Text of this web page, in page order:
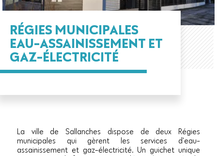
RÉGIES MUNICIPALES
EAU-ASSAINISSEMENT ET
GAZ-ÉLECTRICITÉ
La ville de Sallanches dispose de deux Régies
municipales qui gèrent les services d'eau-
assainissement et gaz-électricité. Un guichet unique